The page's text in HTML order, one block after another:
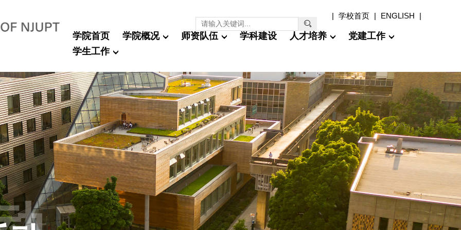
| 学校首页 | ENGLISH |
学院首页 学院概况 师资队伍 学科建设 人才培养
党建工作
学生工作
